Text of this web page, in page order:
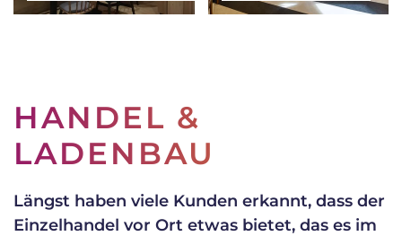
HANDEL &
LADENBAU
Längst haben viele Kunden erkannt, dass der
Einzelhandel vor Ort etwas bietet, das es im